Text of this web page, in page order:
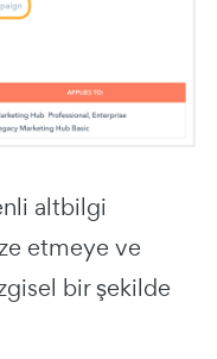
altbilgi
etmeye ve
bir şekilde